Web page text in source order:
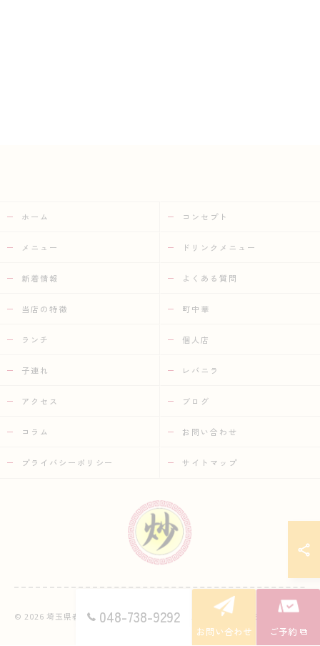
048-738-9292
お問い合わせ ご予約
ホーム コンセプト
メニュー ドリンクメニュー
新着情報 よくある質問
当店の特徴 町中華
ランチ 個人店
子連れ レバニラ
アクセス ブログ
コラム お問い合わせ
プライバシーポリシー サイトマップ
© 2026 埼玉県春日部の中華なら中華市場 炒 ALL RIGHTS RESERVED.